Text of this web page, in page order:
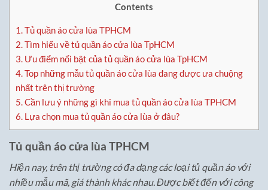
Contents
1.Tủ quần áo cửa lùa TPHCM
2.Tìm hiểu về tủ quần áo cửa lùa TpHCM
3. Ưu điểm nổi bật của tủ quần áo cửa lùa TpHCM
4.Top những mẫu tủ quần áo cửa lùa đang được ưa chuộng
nhất trên thị trường
5.Cần lưu ý những gì khi mua tủ quần áo cửa lùa TPHCM
6. Lựa chọn mua tủ quần áo cửa lùa ở đâu?
Tủ quần áo cửa lùa TPHCM
Hiện nay, trên thị trường có đa dạng các loại tủ quần áo với
nhiều mẫu mã, giá thành khác nhau. Được biết đến với công